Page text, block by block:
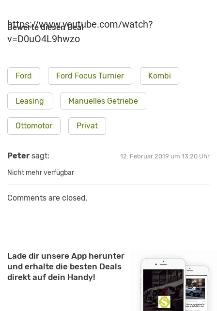
https://www.youtube.com/watch?
v=D0uO4L9hwzo
Bewerte diesen Deal
Ford Ford Focus Turnier Kombi
Leasing Manuelles Getriebe
Ottomotor Privat
Peter sagt: 12. Februar 2019 um 13:20 Uhr
Nicht mehr verfügbar
Comments are closed.
Lade dir unsere App herunter
und erhalte die besten Deals
direkt auf dein Handy!